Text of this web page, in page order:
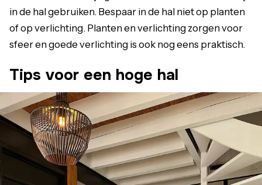
in de hal gebruiken. Bespaar in de hal niet op planten
of op verlichting. Planten en verlichting zorgen voor
sfeer en goede verlichting is ook nog eens praktisch.
Tips voor een hoge hal